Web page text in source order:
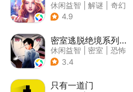
休闲益智 解谜
奇幻
| 密室逃脱
4.9
密室逃脱绝境系列9无人医院
休闲益智 密室
恐怖
| 密室逃脱
3.4
只有一道门